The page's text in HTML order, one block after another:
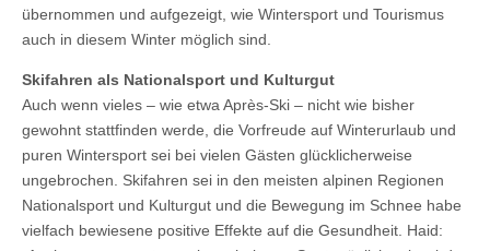
übernommen und aufgezeigt, wie Wintersport und Tourismus
auch in diesem Winter möglich sind.
Skifahren als Nationalsport und Kulturgut
Auch wenn vieles – wie etwa Après-Ski – nicht wie bisher
gewohnt stattfinden werde, die Vorfreude auf Winterurlaub und
puren Wintersport sei bei vielen Gästen glücklicherweise
ungebrochen. Skifahren sei in den meisten alpinen Regionen
Nationalsport und Kulturgut und die Bewegung im Schnee habe
vielfach bewiesene positive Effekte auf die Gesundheit. Haid: